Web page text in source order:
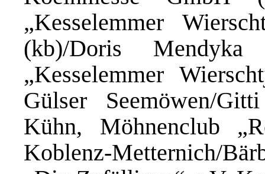
„Kesselemmer
(kb)/Doris Mendyka
„Kesselemmer
Gülser Seemöwen/
Kühn, Möhnenclub
Koblenz-Metternich/